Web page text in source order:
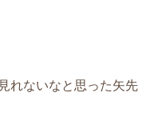
れないなと思った矢先